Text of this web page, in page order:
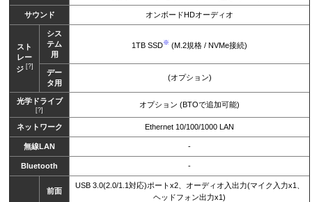
サウンド オンボードHDオーディオ
スト
レー
ジ [?]
シス
テム
用
1TB SSD※ (M.2規格 / NVMe接続)
デー
タ用
(オプション)
光学ドライブ
[?]
オプション (BTOで追加可能)
ネットワーク Ethernet 10/100/1000 LAN
無線LAN -
Bluetooth -
前面
USB 3.0(2.0/1.1対応)ポートx2、オーディオ入出力(マイク入力x1、
ヘッドフォン出力x1)